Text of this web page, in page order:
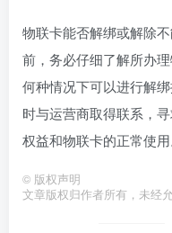
物联卡能否解绑或解除
前，务必仔细了解所办
何种情况下可以进行解
时与运营商取得联系，
权益和物联卡的正常使用
© 版权声明
文章版权归作者所有，未经